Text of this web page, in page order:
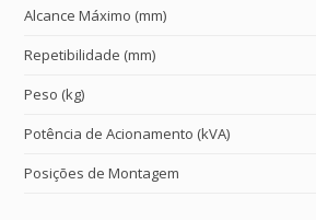
Alcance Máximo (mm)
Repetibilidade (mm)
Peso (kg)
Potência de Acionamento (kVA)
Posições de Montagem